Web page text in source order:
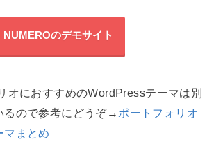
NUMEROのデモサイト
オにおすすめのWordPressテーマは別
るので参考にどうぞ→ ポートフォリオ
マまとめ